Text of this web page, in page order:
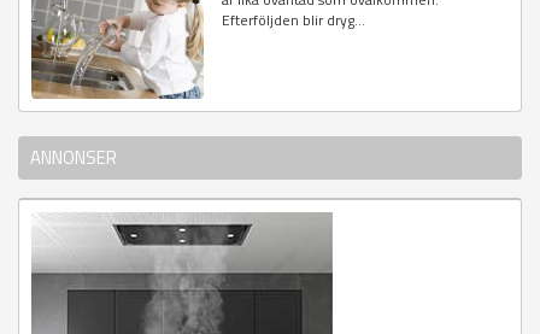
Efterföljden blir dryg...
ANNONSER